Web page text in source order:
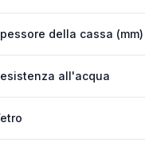
della cassa (mm)
all'acqua